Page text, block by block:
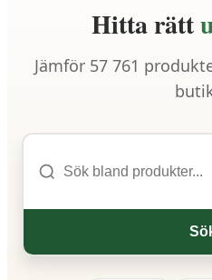
Hitta rätt
Jämför 57 761